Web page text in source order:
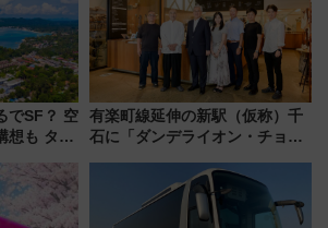
でSF？ 空
想も タイ
有楽町線延伸の新駅（仮称）千
石に「ダンデライオン・チョコ
1億円出資で挑む新時代のまちづ
くりとは？